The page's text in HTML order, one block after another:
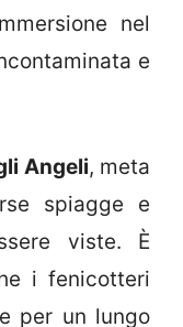
nel
e
Angeli, meta
spiagge e
viste. È
i fenicotteri
per un lungo